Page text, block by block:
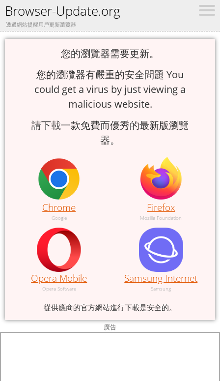
Browser-Update.org
透過網站提醒用戶更新瀏覽器
您的瀏覽器需要更新。
您的瀏灠器有嚴重的安全問題 You
could get a virus by just viewing a
malicious website.
請下載一款免費而優秀的最新版瀏覽
器。
Chrome
Google
Firefox
Mozilla Foundation
Opera Mobile
Opera Software
Samsung Internet
Samsung
從供應商的官方網站進行下載是安全的。
廣告